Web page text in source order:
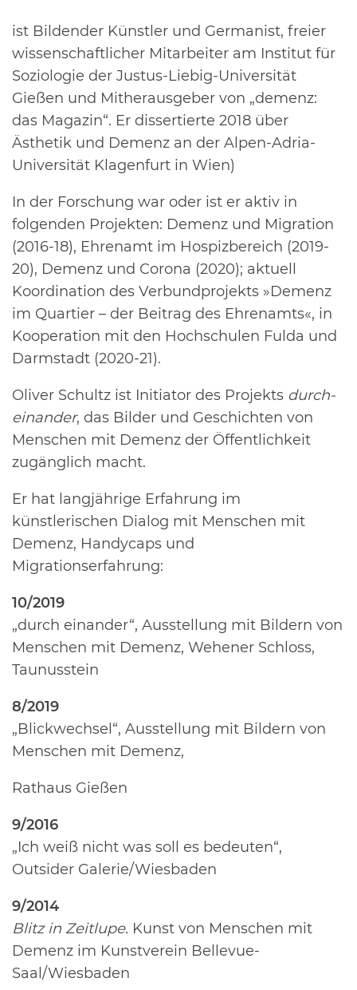
ist Bildender Künstler und Germanist, freier
wissenschaftlicher Mitarbeiter am Institut für
Soziologie der Justus-Liebig-Universität
Gießen und Mitherausgeber von „demenz:
das Magazin“. Er dissertierte 2018 über
Ästhetik und Demenz an der Alpen-Adria-
Universität Klagenfurt in Wien)
In der Forschung war oder ist er aktiv in
folgenden Projekten: Demenz und Migration
(2016-18), Ehrenamt im Hospizbereich (2019-
20), Demenz und Corona (2020); aktuell
Koordination des Verbundprojekts »Demenz
im Quartier – der Beitrag des Ehrenamts«, in
Kooperation mit den Hochschulen Fulda und
Darmstadt (2020-21).
Oliver Schultz ist Initiator des Projekts durch-
einander, das Bilder und Geschichten von
Menschen mit Demenz der Öffentlichkeit
zugänglich macht.
Er hat langjährige Erfahrung im
künstlerischen Dialog mit Menschen mit
Demenz, Handycaps und
Migrationserfahrung:
10/2019
„durch einander“, Ausstellung mit Bildern von
Menschen mit Demenz, Wehener Schloss,
Taunusstein
8/2019
„Blickwechsel“, Ausstellung mit Bildern von
Menschen mit Demenz,
Rathaus Gießen
9/2016
„Ich weiß nicht was soll es bedeuten“,
Outsider Galerie/Wiesbaden
9/2014
Blitz in Zeitlupe. Kunst von Menschen mit
Demenz im Kunstverein Bellevue-
Saal/Wiesbaden